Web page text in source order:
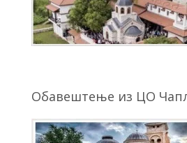
Обавештење из ЦО